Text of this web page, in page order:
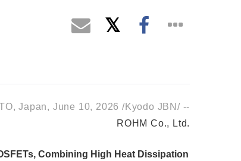
Japan, June 10, 2026 /Kyodo JBN/ --
ROHM Co., Ltd.
Combining High Heat Dissipation